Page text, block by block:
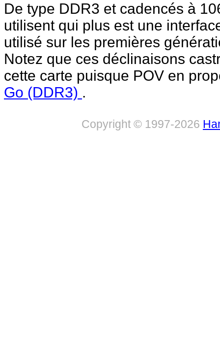
De type DDR3 et cadencés à
utilisent qui plus est une
utilisé sur les premières
Notez que ces déclinaisons
cette carte puisque POV en
Go (DDR3) .
Copyright © 1997-2026